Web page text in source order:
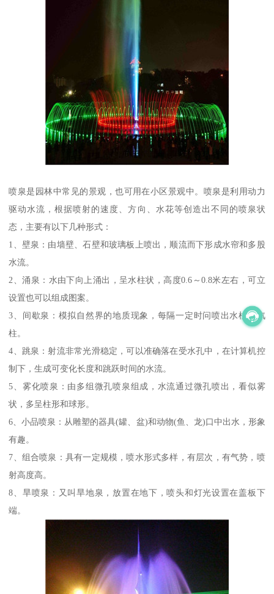
喷泉是园林中常见的景观，也可用在小区景观中。喷泉是利用动力
驱动水流，根据喷射的速度、方向、水花等创造出不同的喷泉状
态，主要有以下几种形式：
1、壁泉：由墙壁、石壁和玻璃板上喷出，顺流而下形成水帘和多股
水流。
2、涌泉：水由下向上涌出，呈水柱状，高度0.6～0.8米左右，可立
设置也可以组成图案。
3、间歇泉：模拟自然界的地质现象，每隔一定时问喷出水柱和汽
柱。
4、跳泉：射流非常光滑稳定，可以准确落在受水孔中，在计算机控
制下，生成可变化长度和跳跃时间的水流。
5、雾化喷泉：由多组微孔喷泉组成，水流通过微孔喷出，看似雾
状，多呈柱形和球形。
6、小品喷泉：从雕塑的器具(罐、盆)和动物(鱼、龙)口中出水，形象
有趣。
7、组合喷泉：具有一定规模，喷水形式多样，有层次，有气势，喷
射高度高。
8、旱喷泉：又叫旱地泉，放置在地下，喷头和灯光设置在盖板下
端。